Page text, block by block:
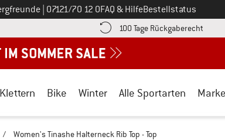
Ruf uns an unter
07121/70 12 0FAQ & HilfeBestellstatus
Zahlungs-Infos hier! Öffnet sich in einer Infobox
100 Tage Rückgaberecht
Klettern Bike Winter Alle Sportarten
/ Women's Tinashe Halterneck Rib Top - Top